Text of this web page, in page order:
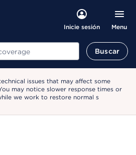
Inicie sesión Menu
Buscar
issues that may affect some
may notice slower response times or
we work to restore normal s